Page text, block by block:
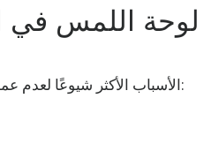
لوحة اللمس في
الأسباب الأكثر شيوعًا لعدم عمل لوحة اللمس هي كما يلي: